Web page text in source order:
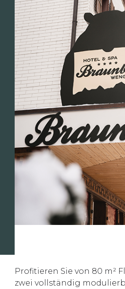
Profitieren Sie von 80 m²
zwei vollständig